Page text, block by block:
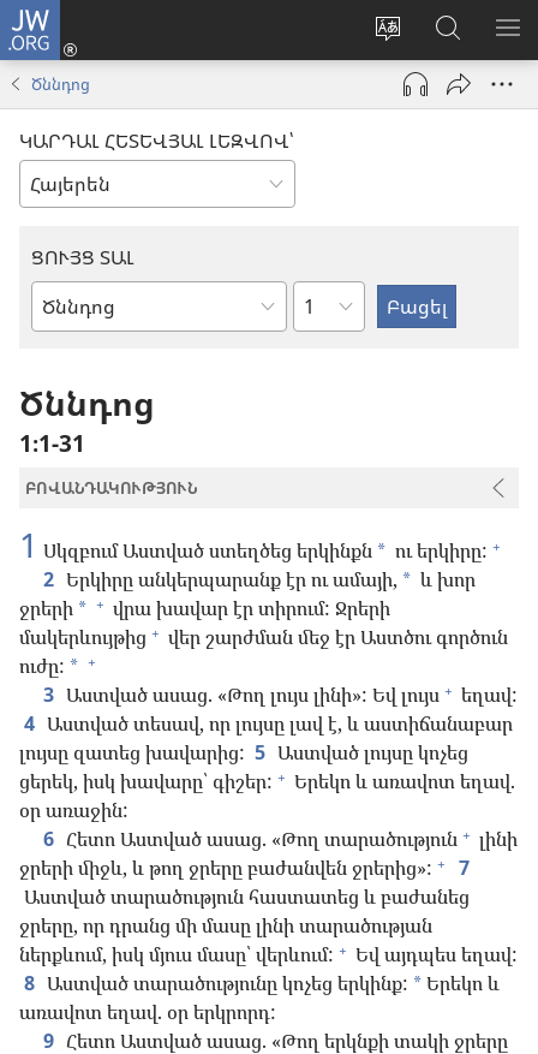
JW.ORG
Փոխել
կայքի
լեզուն
Մուտքագրվել
(բացվումՈրոնում
JW.ORG
կայքում
Ծննդոց
ԿԱՐԴԱԼ ՀԵՏԵՎՅԱԼ ԼԵԶՎՈՎ՝
ՑՈՒՅՑ ՏԱԼ
Աստվածաշնչյան
Ըստ
գլուխների
Ծննդոց
1։1-31
ԲՈՎԱՆԴԱԿՈՒԹՅՈՒՆ
1 Սկզբում Աստված ստեղծեց երկինքն * ու երկիրը: +
2 Երկիրը անկերպարանք էր ու ամայի, * և խոր
ջրերի * + վրա խավար էր տիրում: Ջրերի
մակերևույթից + վեր շարժման մեջ էր Աստծու գործուն
ուժը: * +
3 Աստված ասաց. «Թող լույս լինի»: Եվ լույս + եղավ:
4 Աստված տեսավ, որ լույսը լավ է, և աստիճանաբար
լույսը զատեց խավարից: 5 Աստված լույսը կոչեց
ցերեկ, իսկ խավարը՝ գիշեր: + Երեկո և առավոտ եղավ.
օր առաջին:
6 Հետո Աստված ասաց. «Թող տարածություն + լինի
ջրերի միջև, և թող ջրերը բաժանվեն ջրերից»: +
7
Աստված տարածություն հաստատեց և բաժանեց
ջրերը, որ դրանց մի մասը լինի տարածության
ներքևում, իսկ մյուս մասը՝ վերևում: + Եվ այդպես եղավ:
8 Աստված տարածությունը կոչեց երկինք: *Երեկո և
առավոտ եղավ. օր երկրորդ:
9 Հետո Աստված ասաց. «Թող երկնքի տակի ջրերը